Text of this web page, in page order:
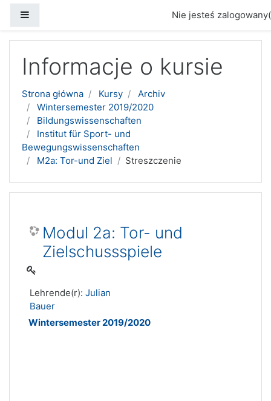
Nie jesteś
Informacje o kursie
Strona główna Kursy
Archiv
Wintersemester 2019/2020
Bildungswissenschaften
Institut für Sport- und
Bewegungswissenschaften
M2a: Tor-und Ziel
Streszczenie
Modul 2a: Tor- und
Zielschussspiele
Lehrende(r): Julian
Bauer
Wintersemester 2019/2020